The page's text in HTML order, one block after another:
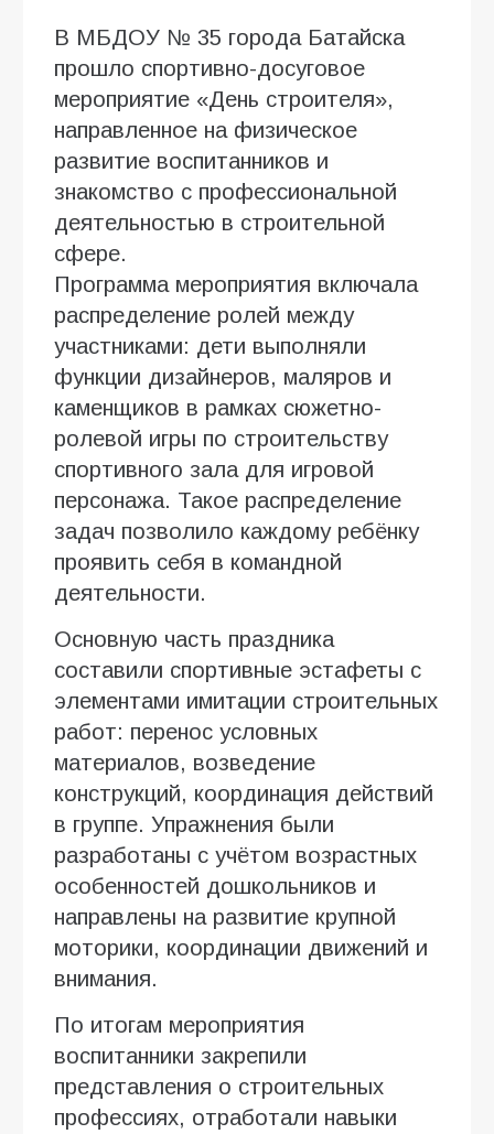
В МБДОУ № 35 города Батайска
прошло спортивно-досуговое
мероприятие «День строителя»,
направленное на физическое
развитие воспитанников и
знакомство с профессиональной
деятельностью в строительной
сфере.
Программа мероприятия включала
распределение ролей между
участниками: дети выполняли
функции дизайнеров, маляров и
каменщиков в рамках сюжетно-
ролевой игры по строительству
спортивного зала для игровой
персонажа. Такое распределение
задач позволило каждому ребёнку
проявить себя в командной
деятельности.
Основную часть праздника
составили спортивные эстафеты с
элементами имитации строительных
работ: перенос условных
материалов, возведение
конструкций, координация действий
в группе. Упражнения были
разработаны с учётом возрастных
особенностей дошкольников и
направлены на развитие крупной
моторики, координации движений и
внимания.
По итогам мероприятия
воспитанники закрепили
представления о строительных
профессиях, отработали навыки